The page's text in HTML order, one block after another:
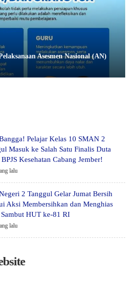
Asesmen Nasional (AN)
Pelajar Kelas 10 SMAN 2
Masuk ke Salah Satu Finalis Duta
Kesehatan Cabang Jember!
lalu
2 Tanggul Gelar Jumat Bersih
Aksi Membersihkan dan Menghias
HUT ke-81 RI
lalu